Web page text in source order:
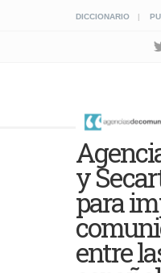
DICCIONARIO
y
para
entre